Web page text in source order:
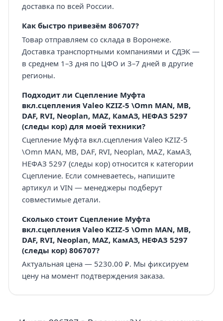
доставка по всей России.
Как быстро привезём 806707?
Товар отправляем со склада в Воронеже.
Доставка транспортными компаниями и СДЭК —
в среднем 1–3 дня по ЦФО и 3–7 дней в другие
регионы.
Подходит ли Сцепление Муфта
вкл.сцепления Valeo KZIZ-5 \Omn MAN, MB,
DAF, RVI, Neoplan, MAZ, КамАЗ, НЕФАЗ 5297
(следы кор) для моей техники?
Сцепление Муфта вкл.сцепления Valeo KZIZ-5
\Omn MAN, MB, DAF, RVI, Neoplan, MAZ, КамАЗ,
НЕФАЗ 5297 (следы кор) относится к категории
Сцепление. Если сомневаетесь, напишите
артикул и VIN — менеджеры подберут
совместимые детали.
Сколько стоит Сцепление Муфта
вкл.сцепления Valeo KZIZ-5 \Omn MAN, MB,
DAF, RVI, Neoplan, MAZ, КамАЗ, НЕФАЗ 5297
(следы кор) 806707?
Актуальная цена — 5230.00 ₽. Мы фиксируем
цену на момент подтверждения заказа.